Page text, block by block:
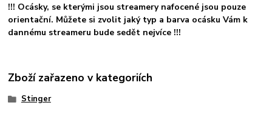
!!! Ocásky, se kterými jsou streamery nafocené jsou pouze
orientační. Můžete si zvolit jaký typ a barva ocásku Vám k
dannému streameru bude sedět nejvíce !!!
Zboží zařazeno v kategoriích
Stinger